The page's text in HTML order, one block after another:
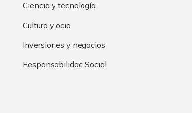
Ciencia y tecnología
Cultura y ocio
Inversiones y negocios
Responsabilidad Social